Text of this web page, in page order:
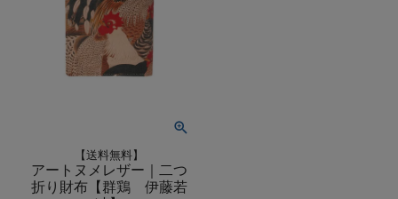
【送料無料】
アートヌメレザー｜二つ
折り財布【群鶏 伊藤若